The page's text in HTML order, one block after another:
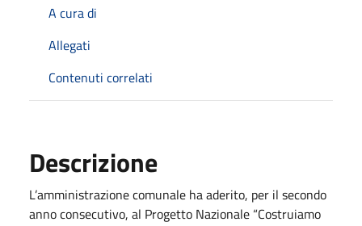
A cura di
Allegati
Contenuti correlati
Descrizione
L’amministrazione comunale ha aderito, per il secondo
anno consecutivo, al Progetto Nazionale “Costruiamo